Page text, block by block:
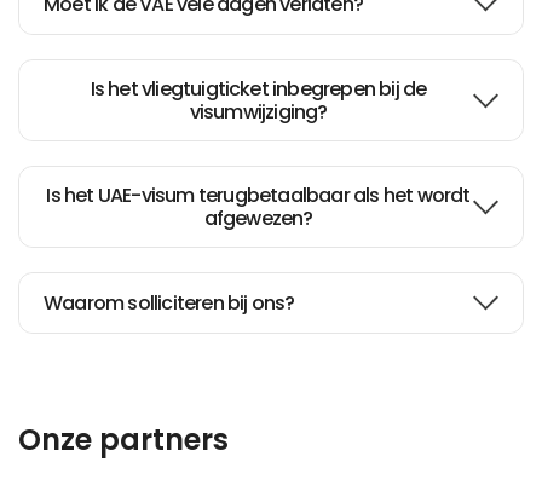
Is het vliegtuigticket inbegrepen bij de
visumwijziging?
Is het UAE-visum terugbetaalbaar als het wordt
afgewezen?
Waarom solliciteren bij ons?
Onze partners